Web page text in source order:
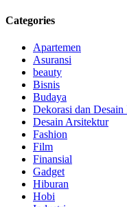
Categories
Apartemen
Asuransi
beauty
Bisnis
Budaya
Dekorasi dan Desain
Desain Arsitektur
Fashion
Film
Finansial
Gadget
Hiburan
Hobi